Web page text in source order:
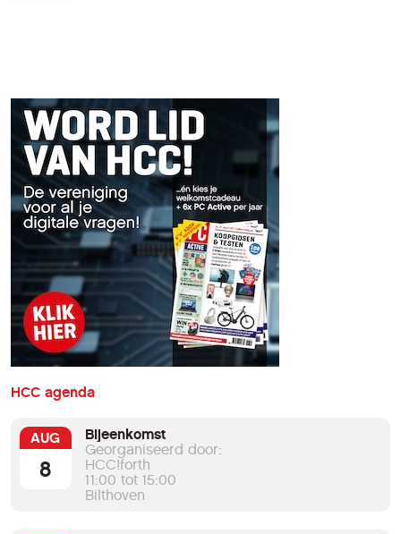
HCC agenda
AUG
8
Bijeenkomst
Georganiseerd door:
HCC!forth
11:00 tot 15:00
Bilthoven